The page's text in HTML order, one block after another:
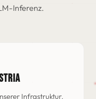
Inferenz.
Infrastruktur.